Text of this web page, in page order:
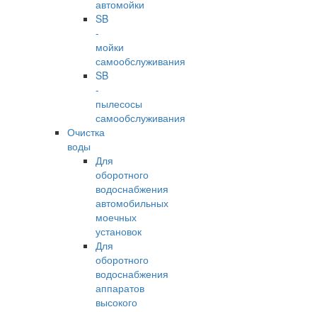
автомойки
SB
-
мойки
самообслуживания
SB
-
пылесосы
самообслуживания
Очистка
воды
Для
оборотного
водоснабжения
автомобильных
моечных
установок
Для
оборотного
водоснабжения
аппаратов
высокого